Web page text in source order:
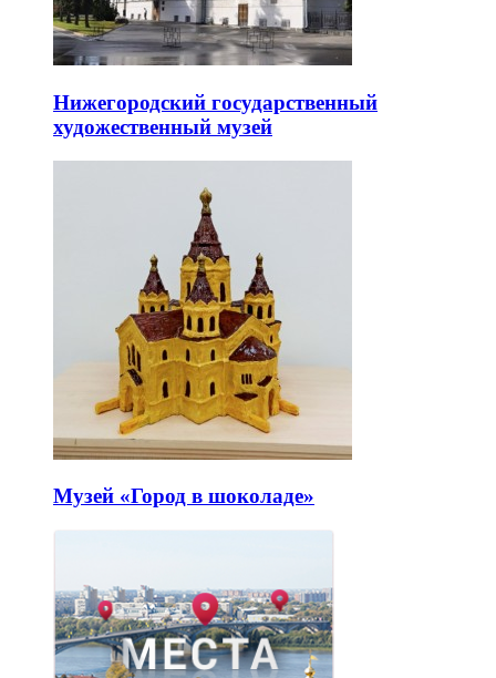
Нижегородский государственный
художественный музей
Музей «Город в шоколаде»